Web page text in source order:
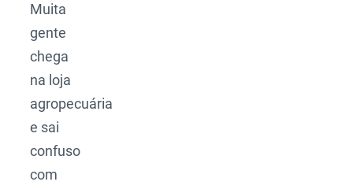
Muita
gente
chega
na loja
agropecuária
e sai
confuso
com